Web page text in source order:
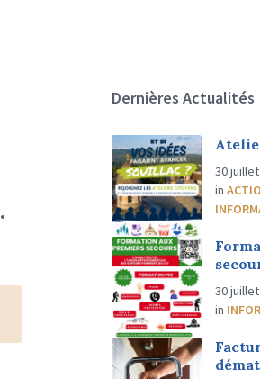
Dernières Actualités
30
in
30
in